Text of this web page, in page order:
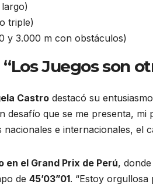
triple)
y 3.000 m con obstáculos)
Juegos son
Castro destacó su
desafío que se me presenta, mi
e internacionales, el
en el Grand Prix de Perú,
de 45’03”01. “Estoy